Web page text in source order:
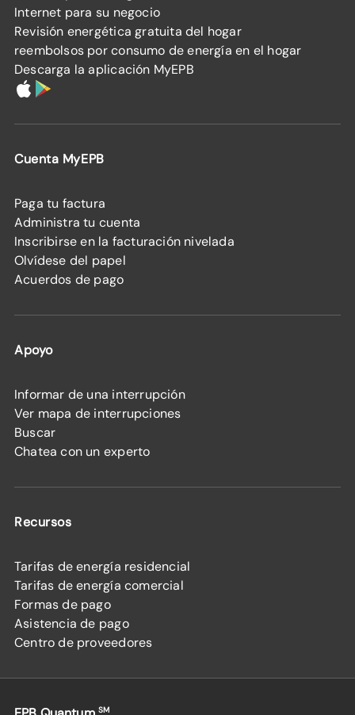
Internet para su negocio
Revisión energética gratuita del hogar
reembolsos por consumo de energía en el hogar
Descarga la aplicación MyEPB
Cuenta MyEPB
Paga tu factura
Administra tu cuenta
Inscribirse en la facturación nivelada
Olvídese del papel
Acuerdos de pago
Apoyo
Informar de una interrupción
Ver mapa de interrupciones
Buscar
Chatea con un experto
Recursos
Tarifas de energía residencial
Tarifas de energía comercial
Formas de pago
Asistencia de pago
Centro de proveedores
SM